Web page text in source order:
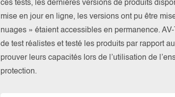
ces tests, les dernières versions de produits
mise en jour en ligne, les versions ont pu être
nuages » étaient accessibles en permanence.
de test réalistes et testé les produits par rapport
prouver leurs capacités lors de l’utilisation de
protection.